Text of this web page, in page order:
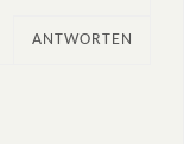
ANTWORTEN